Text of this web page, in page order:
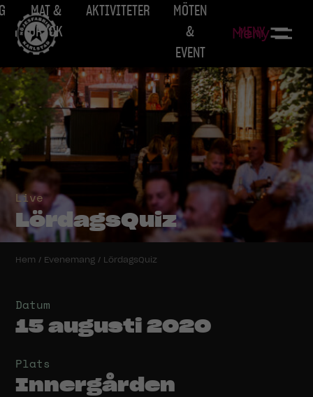
MAT &
DRYCK
AKTIVITETER
MÖTEN
&
EVENT
MENY
Meny
Live
LördagsQuiz
Hem / Evenemang / LördagsQuiz
Datum
15 augusti 2020
Plats
Innergården